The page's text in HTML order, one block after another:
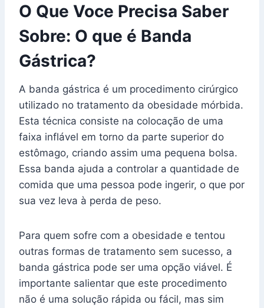
O Que Voce Precisa Saber
Sobre: O que é Banda
Gástrica?
A banda gástrica é um procedimento cirúrgico
utilizado no tratamento da obesidade mórbida.
Esta técnica consiste na colocação de uma
faixa inflável em torno da parte superior do
estômago, criando assim uma pequena bolsa.
Essa banda ajuda a controlar a quantidade de
comida que uma pessoa pode ingerir, o que por
sua vez leva à perda de peso.
Para quem sofre com a obesidade e tentou
outras formas de tratamento sem sucesso, a
banda gástrica pode ser uma opção viável. É
importante salientar que este procedimento
não é uma solução rápida ou fácil, mas sim